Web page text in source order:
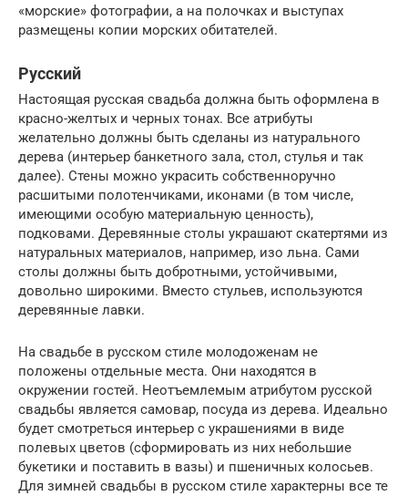
«морские» фотографии, а на полочках и выступах
размещены копии морских обитателей.
Русский
Настоящая русская свадьба должна быть оформлена в
красно-желтых и черных тонах. Все атрибуты
желательно должны быть сделаны из натурального
дерева (интерьер банкетного зала, стол, стулья и так
далее). Стены можно украсить собственноручно
расшитыми полотенчиками, иконами (в том числе,
имеющими особую материальную ценность),
подковами. Деревянные столы украшают скатертями из
натуральных материалов, например, изо льна. Сами
столы должны быть добротными, устойчивыми,
довольно широкими. Вместо стульев, используются
деревянные лавки.
На свадьбе в русском стиле молодоженам не
положены отдельные места. Они находятся в
окружении гостей. Неотъемлемым атрибутом русской
свадьбы является самовар, посуда из дерева. Идеально
будет смотреться интерьер с украшениями в виде
полевых цветов (сформировать из них небольшие
букетики и поставить в вазы) и пшеничных колосьев.
Для зимней свадьбы в русском стиле характерны все те